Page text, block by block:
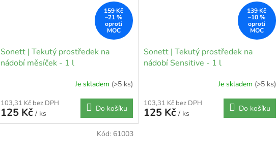
159 Kč
–21 %
Sonett | Tekutý prostředek na
nádobí měsíček - 1 l
Je skladem (>5 ks)
103,31 Kč bez DPH
125 Kč / ks
Do košíku
139 Kč
–10 %
Sonett | Tekutý prostředek na
nádobí Sensitive - 1 l
Je skladem (>5 ks)
103,31 Kč bez DPH
125 Kč / ks
Do košíku
Kód: 61003